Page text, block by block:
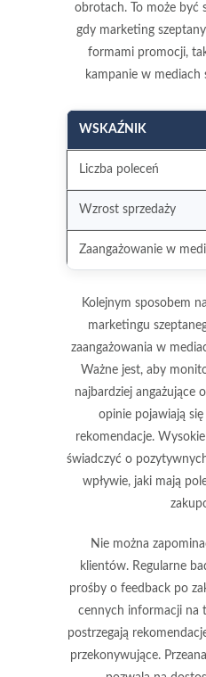
obrotach. To może być
gdy marketing
formami promocji,
kampanie w mediach
WSKAŹNIK
Liczba poleceń
Wzrost sprzedaży
Zaangażowanie w
Kolejnym sposobem
marketingu
zaangażowania w
Ważne jest, aby
najbardziej angażujące
opinie pojawiają
rekomendacje.
świadczyć o
wpływie, jaki mają
Nie można
klientów. Regularne
prośby o feedback po
cennych informacji na
postrzegają
przekonywujące.